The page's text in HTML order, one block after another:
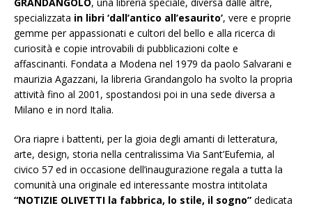
specializzata in libri ‘dall’antico all’esaurito’, vere e proprie
gemme per appassionati e cultori del bello e alla ricerca di
curiosità e copie introvabili di pubblicazioni colte e
affascinanti. Fondata a Modena nel 1979 da paolo Salvarani e
maurizia Agazzani, la libreria Grandangolo ha svolto la propria
attività fino al 2001, spostandosi poi in una sede diversa a
Milano e in nord Italia.
Ora riapre i battenti, per la gioia degli amanti di letteratura,
arte, design, storia nella centralissima Via Sant’Eufemia, al
civico 57 ed in occasione dell’inaugurazione regala a tutta la
comunità una originale ed interessante mostra intitolata
“NOTIZIE OLIVETTI la fabbrica, lo stile, il sogno” dedicata